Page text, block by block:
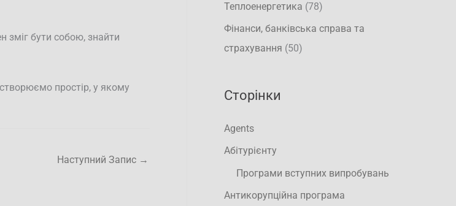
зміг бути собою, знайти
простір, у якому
Наступний Запис →
Теплоенергетика (78)
Фінанси, банківська справа та
страхування (50)
Сторінки
Agents
Абітурієнту
Програми вступних випробувань
Антикорупційна програма